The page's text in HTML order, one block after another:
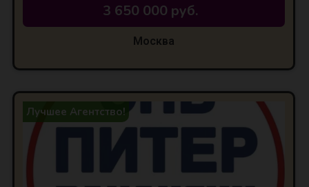
3 650 000 руб.
Москва
Лучшее Агентство!